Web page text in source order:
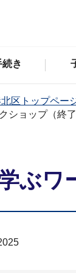
続き
区トップペー
ョップ（終了
ワ